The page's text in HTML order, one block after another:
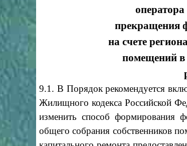
прекращения
на счете
помещений в
9.1. В Порядок рекомендуется
Жилищного кодекса Российской
изменить способ формирования
общего собрания собственников